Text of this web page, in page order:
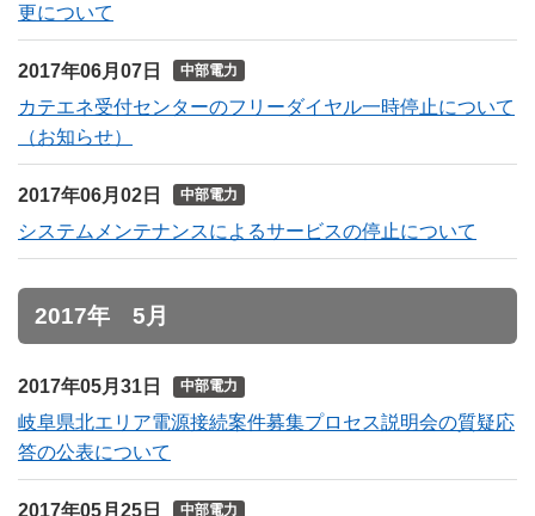
更について
2017年06月07日 中部電力
カテエネ受付センターのフリーダイヤル一時停止について
（お知らせ）
2017年06月02日 中部電力
システムメンテナンスによるサービスの停止について
2017年 5月
2017年05月31日 中部電力
岐阜県北エリア電源接続案件募集プロセス説明会の質疑応
答の公表について
2017年05月25日 中部電力